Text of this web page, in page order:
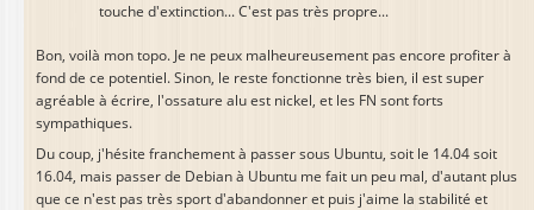
touche d'extinction... C'est pas très propre...
Bon, voilà mon topo. Je ne peux malheureusement pas encore profiter à
fond de ce potentiel. Sinon, le reste fonctionne très bien, il est super
agréable à écrire, l'ossature alu est nickel, et les FN sont forts
sympathiques.
Du coup, j'hésite franchement à passer sous Ubuntu, soit le 14.04 soit
16.04, mais passer de Debian à Ubuntu me fait un peu mal, d'autant plus
que ce n'est pas très sport d'abandonner et puis j'aime la stabilité et